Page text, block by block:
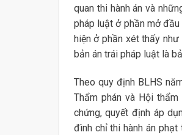
quan thi hành án và
pháp luật ở phần mở
hiện ở phần xét thấy
bản án trái pháp luật là
Theo quy định BLHS
Thẩm phán và Hội
chứng, quyết định áp
đình chỉ thi hành án